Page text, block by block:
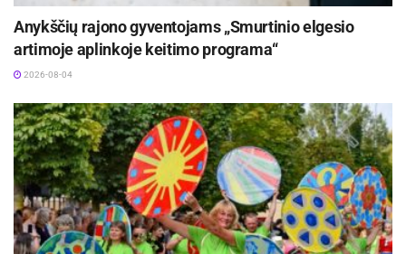
Anykščių rajono gyventojams „Smurtinio elgesio
artimoje aplinkoje keitimo programa“
2026-08-04